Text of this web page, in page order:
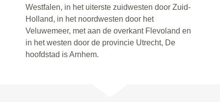
Westfalen, in het uiterste zuidwesten door Zuid-
Holland, in het noordwesten door het
Veluwemeer, met aan de overkant Flevoland en
in het westen door de provincie Utrecht, De
hoofdstad is Arnhem.